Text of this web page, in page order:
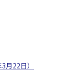
22日）